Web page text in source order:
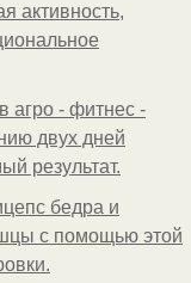
активность,
агро - фитнес -
двух дней
результат.
бедра и
с помощью этой